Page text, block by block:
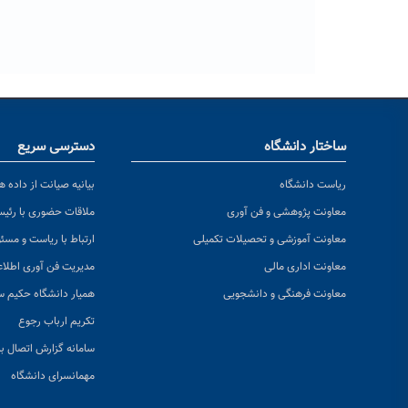
ساختار دانشگاه
ریاست دانشگاه
معاونت پژوهشی و فن آوری
معاونت آموزشی و تحصیلات تکمیلی
معاونت اداری مالی
معاونت فرهنگی و دانشجویی
دسترسی سریع
بیانیه صیانت از داده
ملاقات حضوری با
ارتباط با ریاست و
مدیریت فن آوری
همیار دانشگاه حکیم
تکریم ارباب رجوع
سامانه گزارش اتصال
مهمانسرای دانشگاه